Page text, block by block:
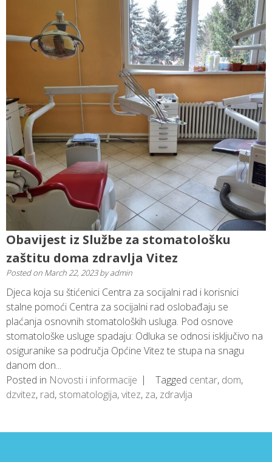
Obavijest iz Službe za stomatološku
zaštitu doma zdravlja Vitez
Posted on March 22, 2023byadmin
Djeca koja su štićenici Centra za socijalni rad i korisnici
stalne pomoći Centra za socijalni rad oslobađaju se
plaćanja osnovnih stomatoloških usluga. Pod osnove
stomatološke usluge spadaju: Odluka se odnosi isključivo na
osiguranike sa područja Općine Vitez te stupa na snagu
danom don...
Posted in Novosti i informacije Tagged centar, dom,
dzvitez, rad, stomatologija,vitez, za, zdravlja